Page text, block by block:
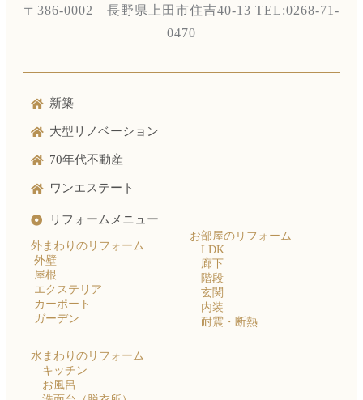
〒386-0002 長野県上田市住吉40-13 TEL:0268-71-
0470
新築
大型リノベーション
70年代不動産
ワンエステート
リフォームメニュー
外まわりのリフォーム
外壁
屋根
エクステリア
カーポート
ガーデン
水まわりのリフォーム
キッチン
お風呂
お部屋のリフォーム
LDK
廊下
階段
玄関
内装
耐震・断熱